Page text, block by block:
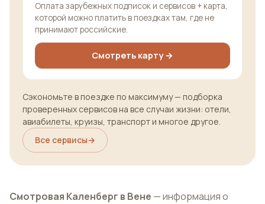
Оплата зарубежных подписок и сервисов + карта,
которой можно платить в поездках там, где не
принимают российские.
Смотреть карту →
Сэкономьте в поездке по максимуму — подборка
проверенных сервисов на все случаи жизни: отели,
авиабилеты, круизы, транспорт и многое другое.
Все сервисы→
Смотровая Каленберг в Вене — информация о